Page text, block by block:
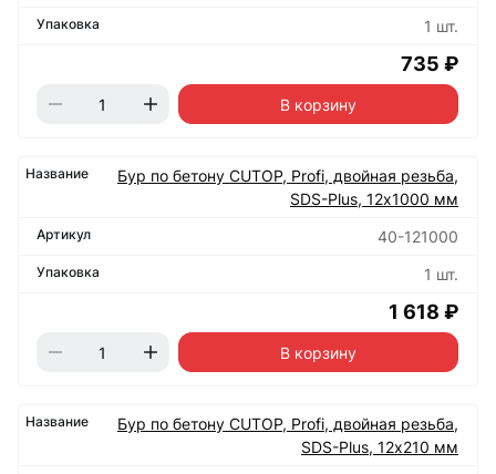
1 шт.
735 ₽
В корзину
Бур по бетону CUTOP, Profi, двойная резьба,
SDS-Plus, 12х1000 мм
40-121000
1 шт.
1 618 ₽
В корзину
Бур по бетону CUTOP, Profi, двойная резьба,
SDS-Plus, 12х210 мм